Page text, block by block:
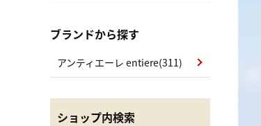
ブランドから探す
アンティエーレ entiere(311)
ショップ内検索